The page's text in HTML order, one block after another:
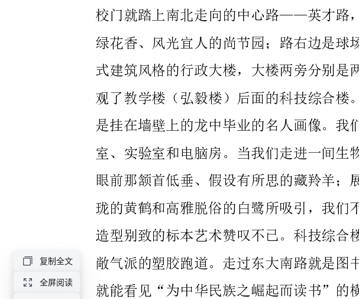
心有一个桃李亭，坐在亭中观看四周的美景，会有一种赏心悦目的
感觉；四周的柳荫下有许多木椅，这是学生课余看书、小憩的最正
确场所。
是挂在墙壁上的龙中毕业的名人画像。我们先后参观了教室、办公
室、实验室和电脑房。当我们走进一间生物标本陈列室时，立即被
眼前那颔首低垂、假设有所思的藏羚羊；展翅欲飞的雄鹰；小巧玲
造型别致的标本艺术赞叹不已。科技综合楼后面是刚建好不久的宽
敞气派的塑胶跑道。走过东大南路就是图书馆，一进图书馆的大门
就能看见“为中华民族之崛起而读书”
复制全文
全屏阅读